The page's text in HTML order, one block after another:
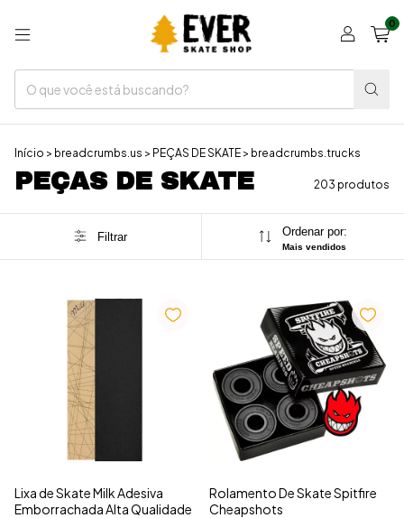
0
Início > breadcrumbs.us > PEÇAS DE SKATE > breadcrumbs.trucks
PEÇAS DE SKATE 203 produtos
Filtrar Ordenar por:
Mais vendidos
Lixa de Skate Milk Adesiva
Emborrachada Alta Qualidade
Rolamento De Skate Spitfire
Cheapshots